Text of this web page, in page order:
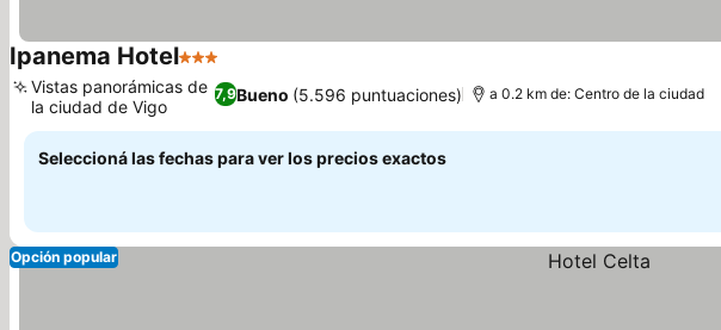
Ipanema Hotel3 Estrellas
7,9Bueno (5.596 puntuaciones)
Vistas panorámicas de
la ciudad de Vigo
a 0.2 km de: Centro de la ciudad
Seleccioná las fechas para ver los precios exactos
Opción popular